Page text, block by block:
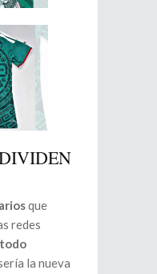
que
redes
la nueva